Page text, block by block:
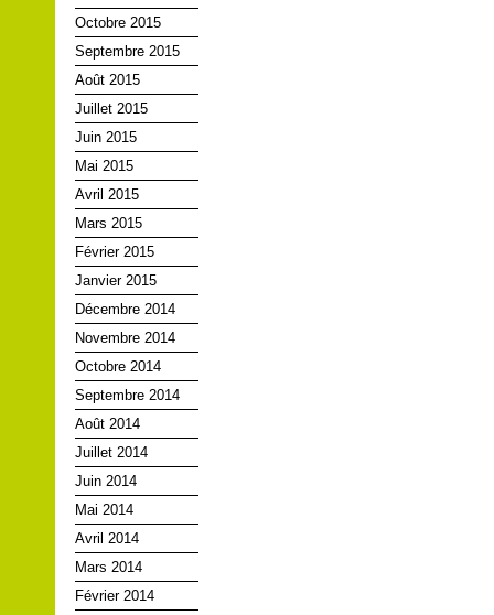
Octobre 2015
Septembre 2015
Août 2015
Juillet 2015
Juin 2015
Mai 2015
Avril 2015
Mars 2015
Février 2015
Janvier 2015
Décembre 2014
Novembre 2014
Octobre 2014
Septembre 2014
Août 2014
Juillet 2014
Juin 2014
Mai 2014
Avril 2014
Mars 2014
Février 2014